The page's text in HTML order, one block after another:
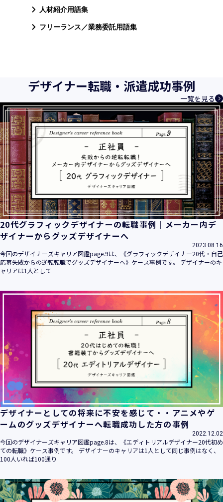
人材紹介用語集
フリーランス／業務委託用語集
デザイナー転職・派遣成功事例
一覧を見る
20代グラフィックデザイナーの転職事例｜メーカー内デ
ザイナーからグッズデザイナーへ
2023.08.16
今回のデザイナーズキャリア図鑑page.9は、《グラフィックデザイナー20代・自己
応募失敗からの逆転転職でグッズデザイナーへ》ケース事例です。 デザイナーのキ
ャリアは1人として
デザイナーとしての将来に不安を感じて・・アニメやゲ
ームのグッズデザイナーへ転職成功した方の事例
2022.12.02
今回のデザイナーズキャリア図鑑page.8は、《エディトリアルデザイナー20代初め
ての転職》ケース事例です。 デザイナーのキャリアは1人として同じ事例はなく、
100人いれば100通り